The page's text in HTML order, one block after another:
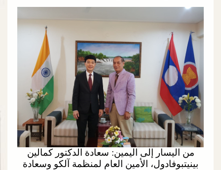
من اليسار إلى اليمين: سعادة الدكتور كمالين
بينيتبوفادول، الأمين العام لمنظمة آلكو وسعادة